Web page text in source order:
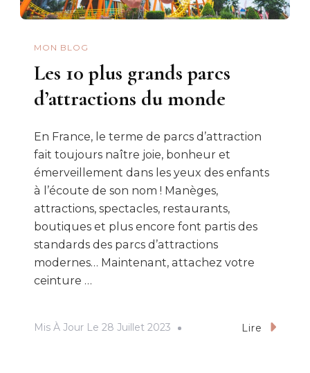
MON BLOG
Les 10 plus grands parcs
d’attractions du monde
En France, le terme de parcs d’attraction
fait toujours naître joie, bonheur et
émerveillement dans les yeux des enfants
à l’écoute de son nom ! Manèges,
attractions, spectacles, restaurants,
boutiques et plus encore font partis des
standards des parcs d’attractions
modernes… Maintenant, attachez votre
ceinture …
Mis À Jour Le 28 Juillet 2023 Lire